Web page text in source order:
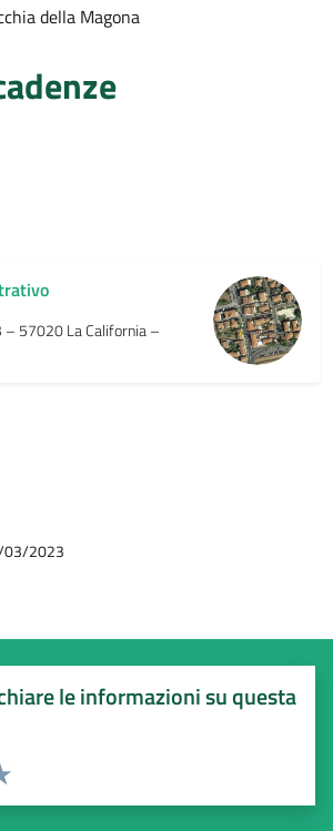
della Magona
– 57020 La California –
03/2023
le informazioni su questa
5 stelle su 5
4 stelle su 5
su 5
su 5